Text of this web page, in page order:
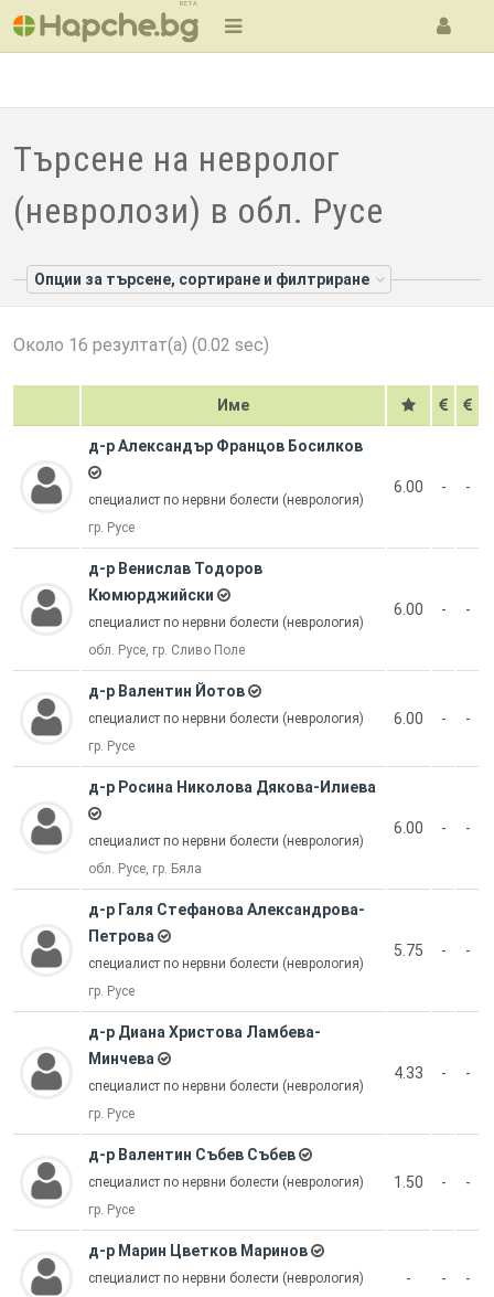
BETA
Търсене на невролог
(невролози) в обл. Русе
Опции за търсене, сортиране и филтриране
Около 16 резултат(а) (0.02 sec)
Име
д-р Александър Францов Босилков
специалист по нервни болести (неврология)
гр. Русе
6.00 - -
д-р Венислав Тодоров
Кюмюрджийски
специалист по нервни болести (неврология)
обл. Русе, гр. Сливо Поле
6.00 - -
д-р Валентин Йотов
специалист по нервни болести (неврология)
гр. Русе
6.00 - -
д-р Росина Николова Дякова-Илиева
специалист по нервни болести (неврология)
обл. Русе, гр. Бяла
6.00 - -
д-р Галя Стефанова Александрова-
Петрова
специалист по нервни болести (неврология)
гр. Русе
5.75 - -
д-р Диана Христова Ламбева-
Минчева
специалист по нервни болести (неврология)
гр. Русе
4.33 - -
д-р Валентин Събев Събев
специалист по нервни болести (неврология)
гр. Русе
1.50 - -
д-р Марин Цветков Маринов
специалист по нервни болести (неврология)
- - -